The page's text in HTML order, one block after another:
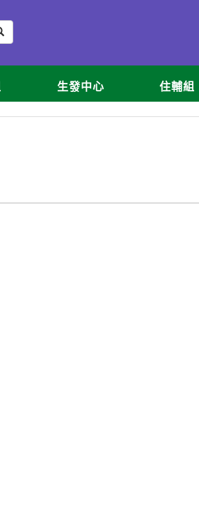
生發中心 住輔組